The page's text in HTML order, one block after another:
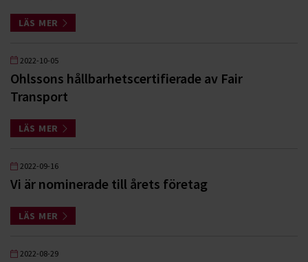
LÄS MER
2022-10-05
Ohlssons hållbarhetscertifierade av Fair
Transport
LÄS MER
2022-09-16
Vi är nominerade till årets företag
LÄS MER
2022-08-29